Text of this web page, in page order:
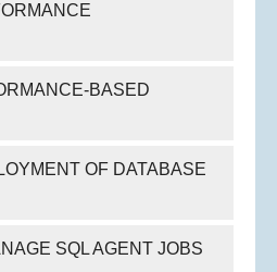
BASED
OF DATABASE
SQL AGENT JOBS